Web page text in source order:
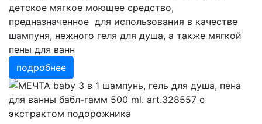
детское мягкое моющее средство,
предназначенное для использования в качестве
шампуня, нежного геля для душа, а также мягкой
пены для ванн
подробнее